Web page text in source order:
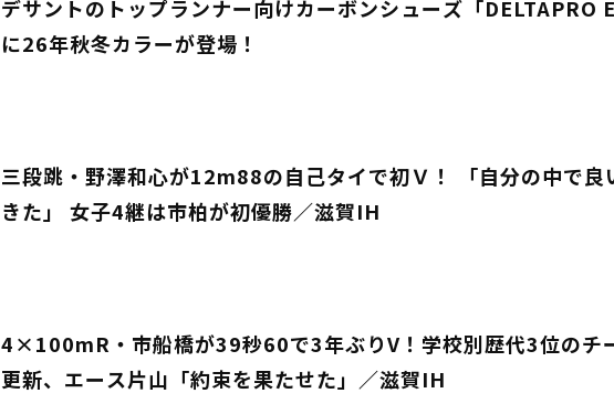
デサントのトップランナー向けカーボンシューズ「DELTAPRO
に26年秋冬カラーが登場！
三段跳・野澤和心が12m88の自己タイで初Ｖ！ 「自分の中で良
きた」 女子4継は市柏が初優勝／滋賀IH
4×100mR・市船橋が39秒60で3年ぶりV！学校別歴代3位のチ
更新、エース片山「約束を果たせた」／滋賀IH